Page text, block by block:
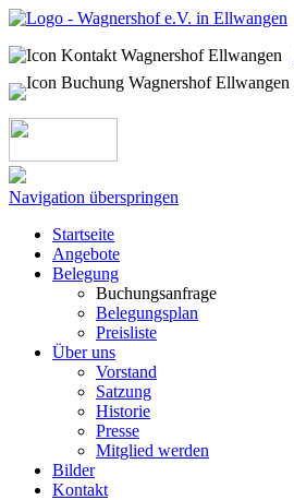
Navigation überspringen
Startseite
Angebote
Belegung
Buchungsanfrage
Belegungsplan
Preisliste
Über uns
Vorstand
Satzung
Historie
Presse
Mitglied werden
Bilder
Kontakt